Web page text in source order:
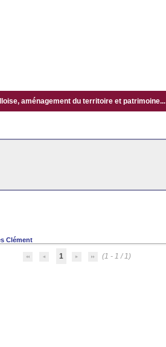
aménagement du territoire et patrimoine...
Clément
1 (1 - 1 / 1)